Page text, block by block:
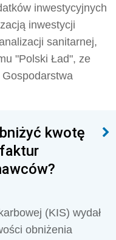
inwestycyjnych
inwestycji
sanitarnej,
"Polski Ład", ze
kwotę
(KIS) wydał
obniżenia